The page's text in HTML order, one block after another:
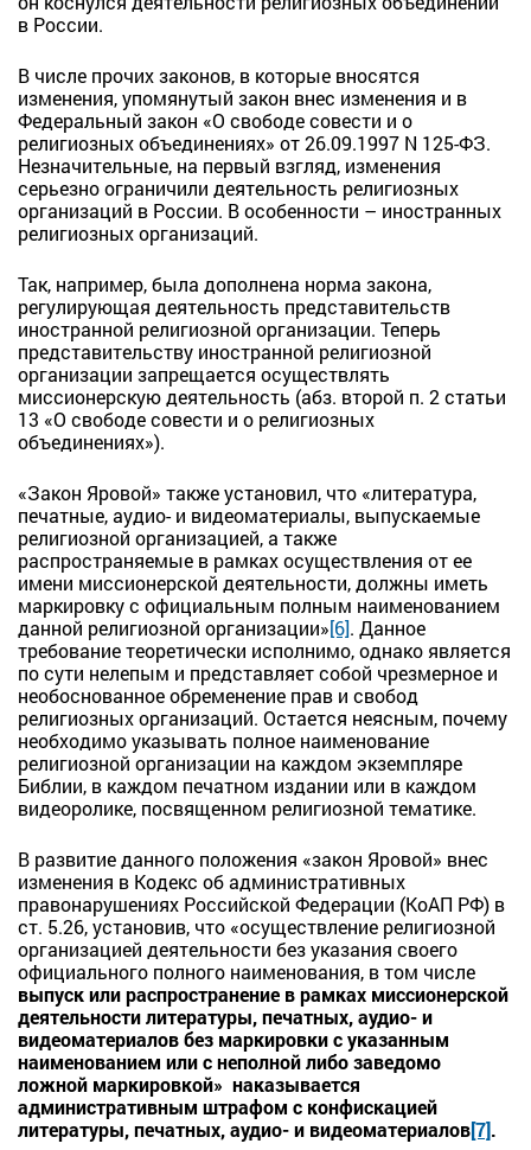
в России.
В числе прочих законов, в которые вносятся
изменения, упомянутый закон внес изменения и в
Федеральный закон «О свободе совести и о
религиозных объединениях» от 26.09.1997 N 125-ФЗ.
Незначительные, на первый взгляд, изменения
серьезно ограничили деятельность религиозных
организаций в России. В особенности – иностранных
религиозных организаций.
Так, например, была дополнена норма закона,
регулирующая деятельность представительств
иностранной религиозной организации. Теперь
представительству иностранной религиозной
организации запрещается осуществлять
миссионерскую деятельность (абз. второй п. 2 статьи
13 «О свободе совести и о религиозных
объединениях»).
«Закон Яровой» также установил, что «литература,
печатные, аудио- и видеоматериалы, выпускаемые
религиозной организацией, а также
распространяемые в рамках осуществления от ее
имени миссионерской деятельности, должны иметь
маркировку с официальным полным наименованием
данной религиозной организации»[6]. Данное
требование теоретически исполнимо, однако является
по сути нелепым и представляет собой чрезмерное и
необоснованное обременение прав и свобод
религиозных организаций. Остается неясным, почему
необходимо указывать полное наименование
религиозной организации на каждом экземпляре
Библии, в каждом печатном издании или в каждом
видеоролике, посвященном религиозной тематике.
В развитие данного положения «закон Яровой» внес
изменения в Кодекс об административных
правонарушениях Российской Федерации (КоАП РФ) в
ст. 5.26, установив, что «осуществление религиозной
организацией деятельности без указания своего
официального полного наименования, в том числе
выпуск или распространение в рамках миссионерской
деятельности литературы, печатных, аудио- и
видеоматериалов без маркировки с указанным
наименованием или с неполной либо заведомо
ложной маркировкой» наказывается
административным штрафом с конфискацией
литературы, печатных, аудио- и видеоматериалов[7].